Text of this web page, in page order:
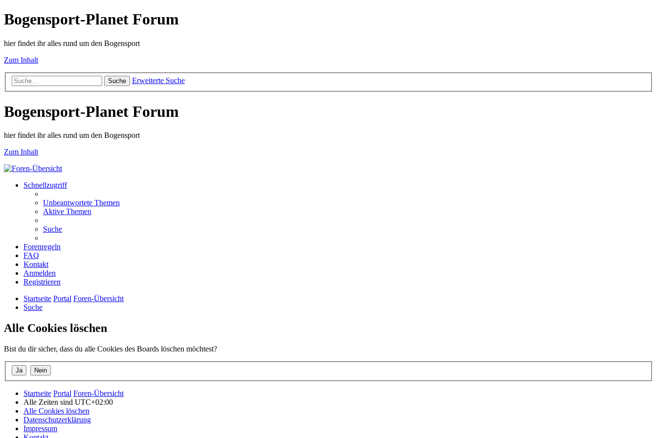
Bogensport-Planet Forum
hier findet ihr alles rund um den Bogensport
Zum Inhalt
Suche Erweiterte Suche
Bogensport-Planet Forum
hier findet ihr alles rund um den Bogensport
Zum Inhalt
Schnellzugriff
Unbeantwortete Themen
Aktive Themen
Suche
Forenregeln
FAQ
Kontakt
Anmelden
Registrieren
Startseite Portal Foren-Übersicht
Suche
Alle Cookies löschen
Bist du dir sicher, dass du alle Cookies des Boards löschen möchtest?
Startseite Portal Foren-Übersicht
Alle Zeiten sind UTC+02:00
Alle Cookies löschen
Datenschutzerklärung
Impressum